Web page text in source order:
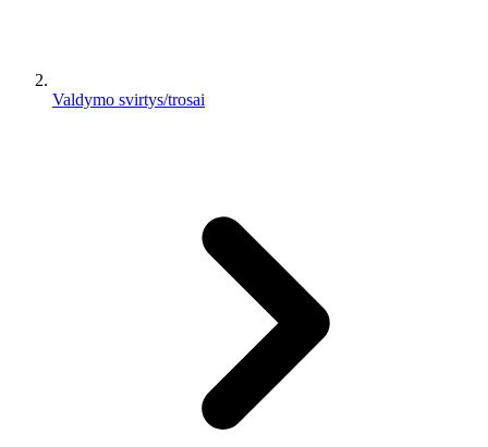
Valdymo svirtys/trosai